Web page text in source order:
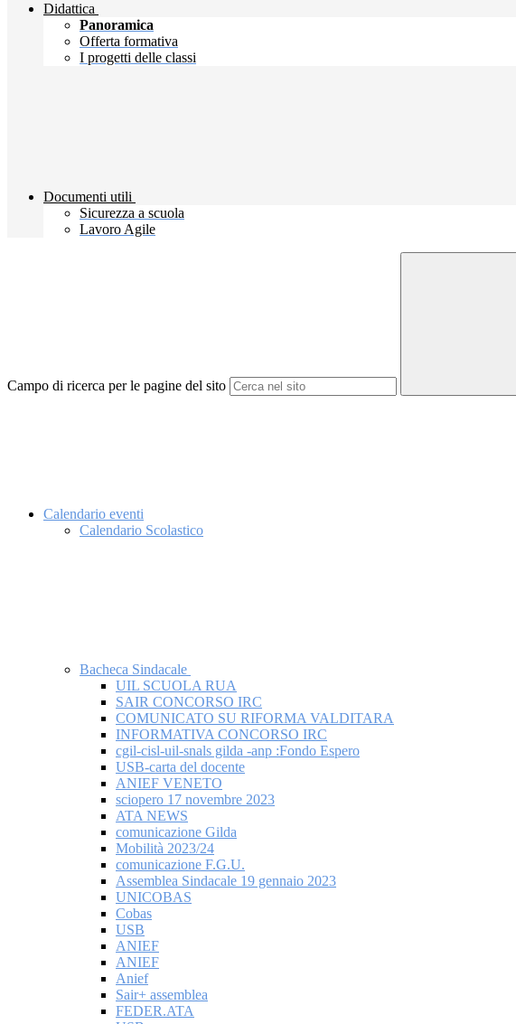
Didattica
Panoramica
Offerta formativa
I progetti delle classi
Documenti utili
Sicurezza a scuola
Lavoro Agile
Campo di ricerca per le pagine del sito
Calendario eventi
Calendario Scolastico
Bacheca Sindacale
UIL SCUOLA RUA
SAIR CONCORSO IRC
COMUNICATO SU RIFORMA VALDITARA
INFORMATIVA CONCORSO IRC
cgil-cisl-uil-snals gilda -anp :Fondo Espero
USB-carta del docente
ANIEF VENETO
sciopero 17 novembre 2023
ATA NEWS
comunicazione Gilda
Mobilità 2023/24
comunicazione F.G.U.
Assemblea Sindacale 19 gennaio 2023
UNICOBAS
Cobas
USB
ANIEF
ANIEF
Anief
Sair+ assemblea
FEDER.ATA